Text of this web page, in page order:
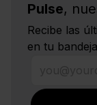
Pulse,
Recibe las
en tu